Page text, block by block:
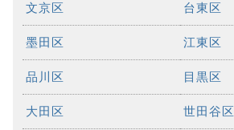
文京区 台東区
墨田区 江東区
品川区 目黒区
大田区 世田谷区